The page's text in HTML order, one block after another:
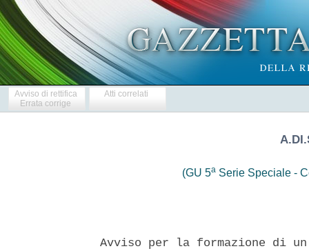
Avviso di rettifica
Errata corrige
Atti correlati
(GU 5aSerie Speciale -
Avviso per la formazione di